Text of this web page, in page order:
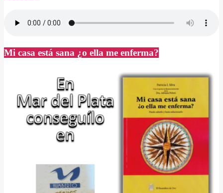
Mi casa está sana ¿o ella me enferma?